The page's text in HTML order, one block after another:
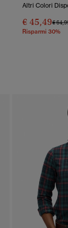
Altri Colori
€ 45,49€
Risparmi 30%